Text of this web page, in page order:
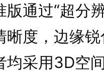
版通过“超分
晰度，边缘
均采用3D空